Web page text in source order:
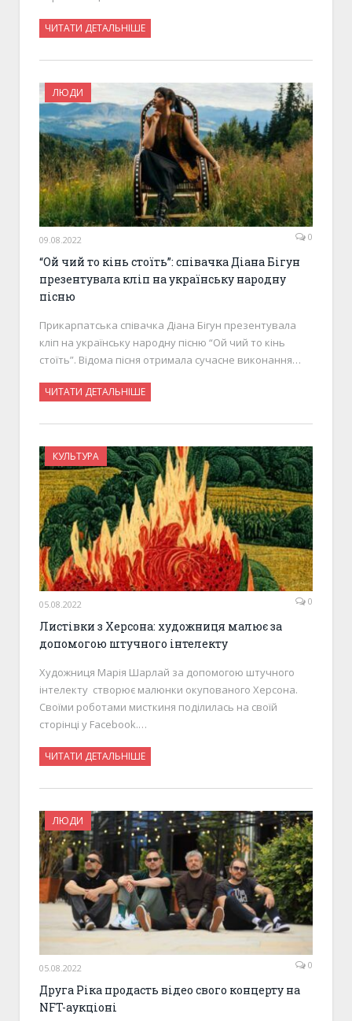
ЧИТАТИ ДЕТАЛЬНІШЕ
ЛЮДИ
09.08.2022 0
“Ой чий то кінь стоїть”: співачка Діана Бігун
презентувала кліп на українську народну
пісню
Прикарпатська співачка Діана Бігун презентувала
кліп на українську народну пісню “Ой чий то кінь
стоїть”. Відома пісня отримала сучасне виконання…
ЧИТАТИ ДЕТАЛЬНІШЕ
КУЛЬТУРА
05.08.2022 0
Листівки з Херсона: художниця малює за
допомогою штучного інтелекту
Художниця Марія Шарлай за допомогою штучного
інтелекту створює малюнки окупованого Херсона.
Своїми роботами мисткиня поділилась на своїй
сторінці у Facebook.…
ЧИТАТИ ДЕТАЛЬНІШЕ
ЛЮДИ
05.08.2022 0
Друга Ріка продасть відео свого концерту на
NFT-аукціоні